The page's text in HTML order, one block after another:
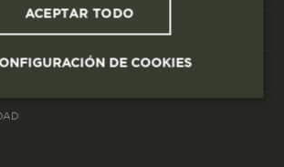
ACEPTAR TODO
DE COOKIES
esenciales y necesarias